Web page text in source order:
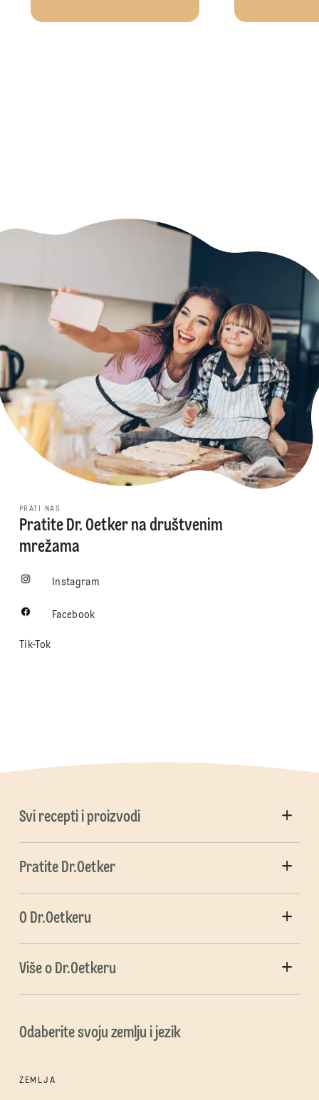
PRATI NAS
Pratite Dr. Oetker na društvenim
mrežama
Instagram
Facebook
Tik-Tok
Svi recepti i proizvodi
Pratite Dr.Oetker
O Dr.Oetkeru
Više o Dr.Oetkeru
Odaberite svoju zemlju i jezik
ZEMLJA